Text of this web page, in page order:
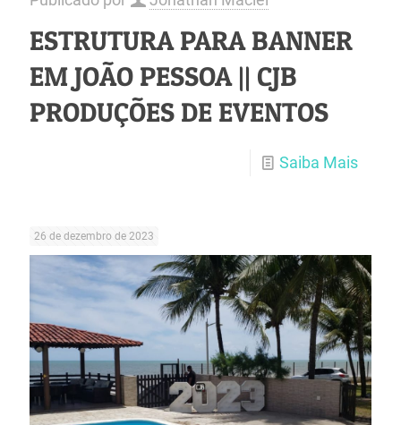
ESTRUTURA PARA BANNER
EM JOÃO PESSOA || CJB
PRODUÇÕES DE EVENTOS
Saiba Mais
26 de dezembro de 2023